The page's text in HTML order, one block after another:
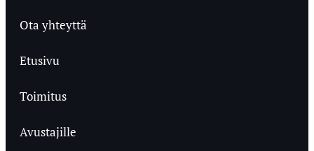
Ota yhteyttä
Etusivu
Toimitus
Avustajille